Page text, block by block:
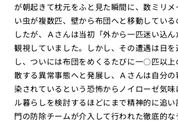
が朝起きて枕元をふと見た瞬間に、数ミリ
い虫が複数匹、壁から布団へと移動してい
したが、Ａさんは当初「外から一匹迷い込
観視していました。しかし、その遭遇は日
し、ついには布団をめくるたびに一〇匹以
散する異常事態へと発展し、Ａさんは自分
染されているという恐怖からノイローゼ気
ル暮らしを検討するほどにまで精神的に追
門の防除チームが介入して行われた徹底的